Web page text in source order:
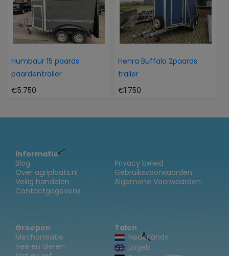
Humbaur 15 paards
paardentrailer
€5.750
Henra Buffalo 2paards
trailer
€1.750
Informatie
Blog
Over agriplaats.nl
Veilig handelen
Contactgegevens
Privacy beleid
Gebruiksvoorwaarden
Algemene Voorwaarden
Groepen
Mechanisatie
Vee en dieren
Talen
Nederlands
Engels